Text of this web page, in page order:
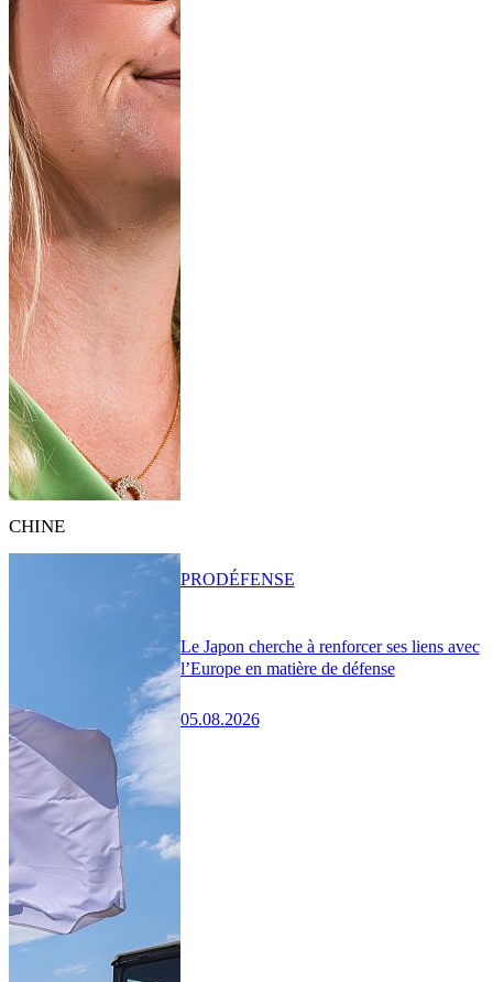
CHINE
Le Japon cherche à renforcer ses liens avec
l’Europe en matière de défense
05.08.2026
PRODÉFENSE